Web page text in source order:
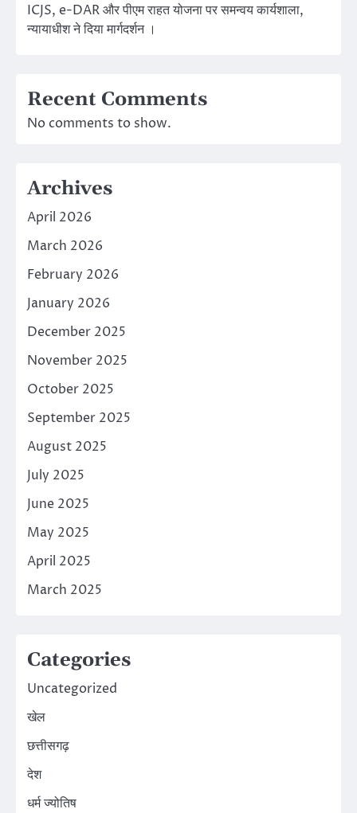
ICJS, e-DAR और पीएम राहत योजना पर समन्वय कार्यशाला,
न्यायाधीश ने दिया मार्गदर्शन ।
Recent Comments
No comments to show.
Archives
April 2026
March 2026
February 2026
January 2026
December 2025
November 2025
October 2025
September 2025
August 2025
July 2025
June 2025
May 2025
April 2025
March 2025
Categories
Uncategorized
खेल
छत्तीसगढ़
देश
धर्म ज्योतिष